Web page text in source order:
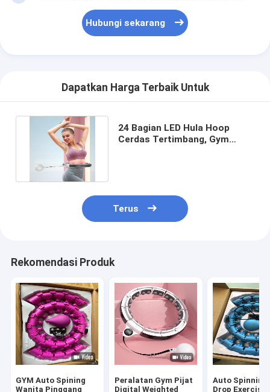
Hubungi sekarang
Dapatkan Harga Terbaik Untuk
24 Bagian LED Hula Hoop
Cerdas Tertimbang, Gym
Terus
Rekomendasi Produk
GYM Auto Spining
Wanita Pinggang
Peralatan Gym Pijat
Digital Weighted
Auto Spinning
Drop Exercise